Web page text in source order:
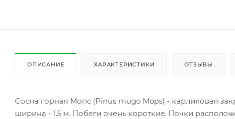
ОПИСАНИЕ ХАРАКТЕРИСТИКИ ОТЗЫВЫ
Сосна горная Мопс (Pinus mugo Mops) - карликовая
ширина - 1.5 м. Побеги очень короткие. Почки